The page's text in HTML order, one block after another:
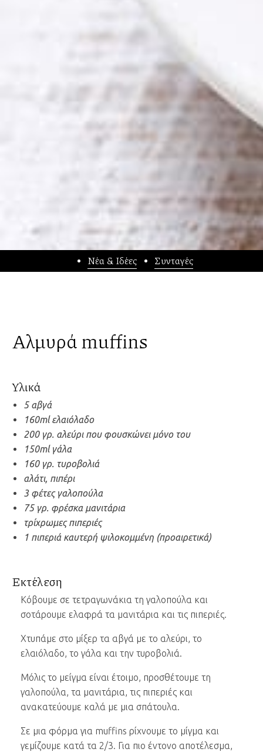
Νέα & Ιδέες Συνταγές
Αλμυρά muffins
Υλικά
5 αβγά
160ml ελαιόλαδο
200 γρ. αλεύρι που φουσκώνει μόνο του
150ml γάλα
160 γρ. τυροβολιά
αλάτι, πιπέρι
3 φέτες γαλοπούλα
75 γρ. φρέσκα μανιτάρια
τρίχρωμες πιπεριές
1 πιπεριά καυτερή ψιλοκομμένη (προαιρετικά)
Εκτέλεση
Κόβουμε σε τετραγωνάκια τη γαλοπούλα και
σοτάρουμε ελαφρά τα μανιτάρια και τις πιπεριές.
Χτυπάμε στο μίξερ τα αβγά με το αλεύρι, το
ελαιόλαδο, το γάλα και την τυροβολιά.
Μόλις το μείγμα είναι έτοιμο, προσθέτουμε τη
γαλοπούλα, τα μανιτάρια, τις πιπεριές και
ανακατεύουμε καλά με μια σπάτουλα.
Σε μια φόρμα για muffins ρίχνουμε το μίγμα και
γεμίζουμε κατά τα 2/3. Για πιο έντονο αποτέλεσμα,